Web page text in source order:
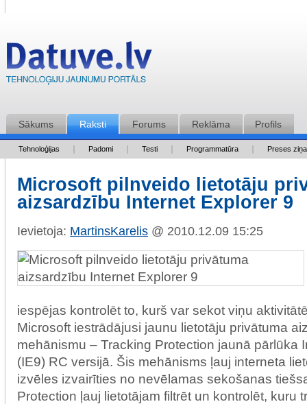
Sākums Raksti Forums Reklāma Profils
Tehnoloģijas Padomi Testi Programmatūra Preses
Microsoft pilnveido lietotāju
aizsardzību Internet Explorer 9
Ievietoja: MartinsKarelis @ 2010.12.09 15:25
iespējas kontrolēt to, kurš var sekot viņu
Microsoft iestrādājusi jaunu lietotāju privātuma
mehānismu – Tracking Protection jaunā pārlūka
(IE9) RC versijā. Šis mehānisms ļauj interneta
izvēles izvairīties no nevēlamas sekošanas
Protection ļauj lietotājam filtrēt un kontrolēt, kuru